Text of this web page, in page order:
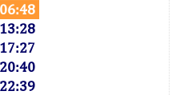
06:48
13:28
17:27
20:40
22:39